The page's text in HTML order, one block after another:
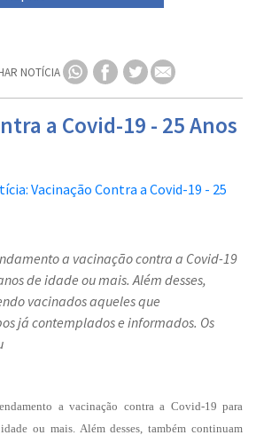
NOTÍCIA
a Covid-19 - 25 Anos
a vacinação contra a Covid-19
de idade ou mais. Além desses,
vacinados aqueles que
já contemplados e informados. Os
a vacinação contra a Covid-19 para
ou mais. Além desses, também continuam